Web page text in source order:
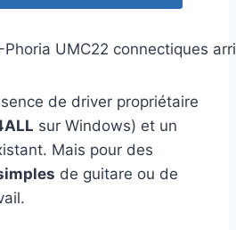
de driver propriétaire
sur Windows) et un
Mais pour des
de guitare ou de